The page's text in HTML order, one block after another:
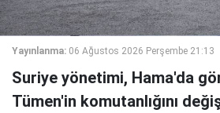
Yayınlanma: 06 Ağustos 2026 Perşembe 21:13
Suriye yönetimi, Hama'da
Tümen'in komutanlığını